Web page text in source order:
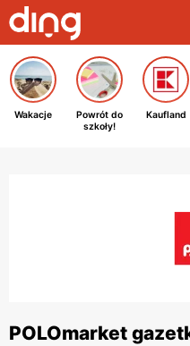
Wakacje
Powrót do
szkoły!
Kaufland
POLOmarket